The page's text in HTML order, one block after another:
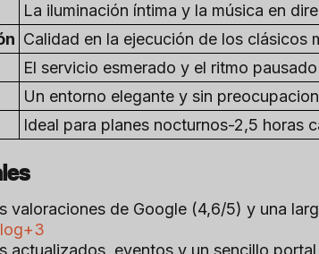
La iluminación íntima y la música en
Calidad en la ejecución de los clásicos
El servicio esmerado y el ritmo
Un entorno elegante y sin
Ideal para planes nocturnos-2,5 horas
valoraciones de Google (4,6/5) y una
actualizados, eventos y un sencillo portal